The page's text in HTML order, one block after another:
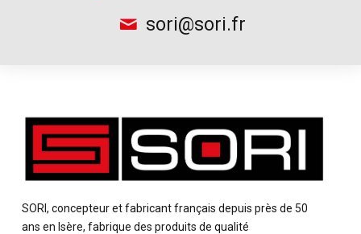
sori@sori.fr
SORI, concepteur et fabricant français depuis près de 50
ans en Isère, fabrique des produits de qualité